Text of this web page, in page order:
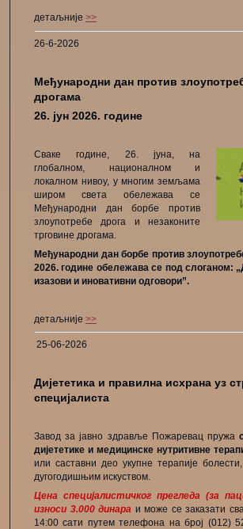
детаљније >>
26-6-2026
Међународни дан против
дрогама
26. јун 2026. године
Сваке године, 26. јуна, на
глобалном, националном и
локалном нивоу, у многим земљама
широм света обележава се
Међународни дан борбе против
злоупотребе дрога и незаконите
трговине дрогама.
Међународни дан борбе против
2026. године обележава се под слоганом:
изазови и иновативни одговори”.
детаљније >>
25-06-2026
Дијететика и правилна исхрана уз
специјалиста
Завод за јавно здравље Пожаревац пружа
дијететике и медицинске нутритивне
или саставни део укупне терапије
дугогодишњим искуством.
Цена специјалистичког прегледа (за
износи 3.000 динара и може се заказати
14:00 сати путем телефона на број (012)